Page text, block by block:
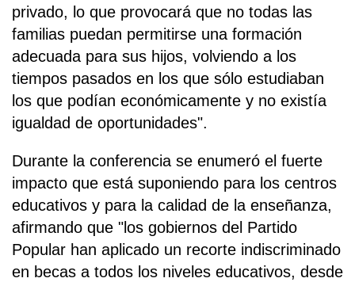
privado, lo que provocará que no todas las
familias puedan permitirse una formación
adecuada para sus hijos, volviendo a los
tiempos pasados en los que sólo estudiaban
los que podían económicamente y no existía
igualdad de oportunidades".
Durante la conferencia se enumeró el fuerte
impacto que está suponiendo para los centros
educativos y para la calidad de la enseñanza,
afirmando que "los gobiernos del Partido
Popular han aplicado un recorte indiscriminado
en becas a todos los niveles educativos, desde